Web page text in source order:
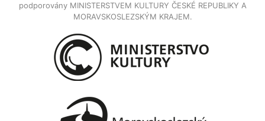
podporovány MINISTERSTVEM KULTURY ČESKÉ REPUBLIKY A
MORAVSKOSLEZSKÝM KRAJEM.